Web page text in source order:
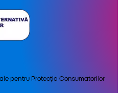
pentru Protecția Consumatorilor